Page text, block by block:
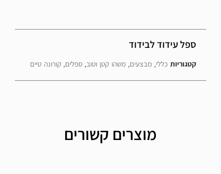
ספל עידוד לבידוד
קטגוריות כללי, מבצעים, משהו קטן וטוב, ספלים, קורונה טיים
מוצרים קשורים